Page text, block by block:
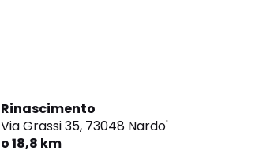
Rinascimento
Via Grassi 35, 73048 Nardo'
o 18,8 km